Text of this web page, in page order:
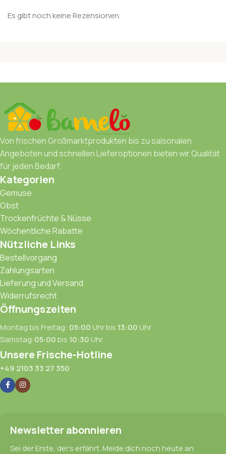
Es gibt noch keine Rezensionen.
Von frischen Großmarktprodukten bis zu saisonalen
Angeboten und schnellen Lieferoptionen bieten wir Qualität
für jeden Bedarf.
Kategorien
Gemuse
Obst
Trockenfrüchte & Nüsse
Wöchentliche Rabatte
Nützliche Links
Bestellvorgang
Zahlungsarten
Lieferung und Versand
Widerrufsrecht
Öffnungszeiten
Montag bis Freitag: 05:00 Uhr bis 13:00 Uhr
Samstag:05:00bis 10:30 Uhr
Unsere Frische-Hotline
+49 2103 33 27 350
Newsletter abonnieren
Sei der Erste, der’s erfährt. Melde dich noch heute an